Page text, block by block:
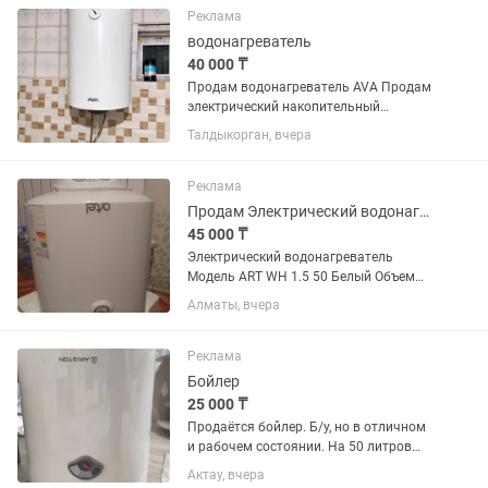
Реклама
водонагреватель
40 000 ₸
Продам водонагреватель AVA Продам
электрический накопительный
водонагреватель AVA в хорошем
состоянии. Пользовались около 2 лет.
нагревает воду, без протечек и
поломок....
Талдыкорган, вчера
Реклама
Продам Электрический водонагреватель
45 000 ₸
Электрический водонагреватель
Модель ART WH 1.5 50 Белый Объем
50л Размер 450х475х566mm
Алматы, вчера
Реклама
Бойлер
25 000 ₸
Продаётся бойлер. Б/у, но в отличном
и рабочем состоянии. На 50 литров
воды.
Актау, вчера